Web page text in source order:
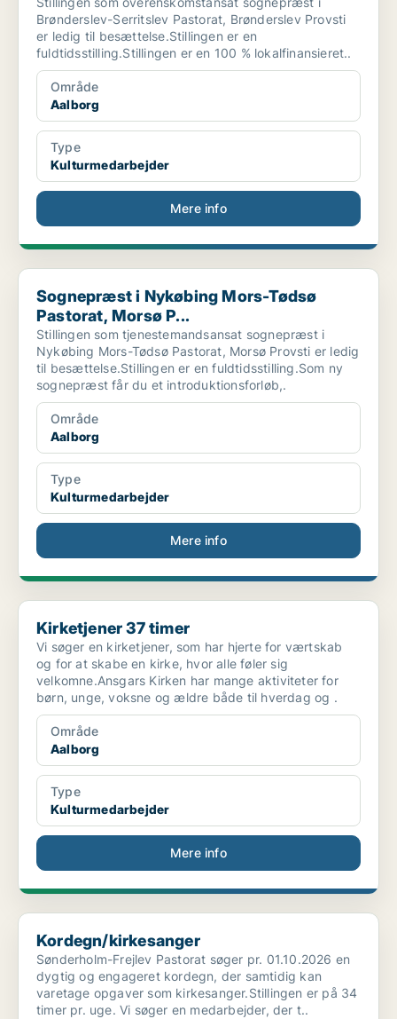
Brønderslev-Serritslev Pastorat, Brønderslev Provsti
er ledig til besættelse.Stillingen er en
fuldtidsstilling.Stillingen er en 100 % lokalfinansieret..
Område
Aalborg
Type
Kulturmedarbejder
Mere info
Sognepræst i Nykøbing Mors-Tødsø Pastorat, Morsø P...
Sognepræst i Nykøbing Mors-Tødsø
Pastorat, Morsø P...
Stillingen som tjenestemandsansat sognepræst i
Nykøbing Mors-Tødsø Pastorat, Morsø Provsti er ledig
til besættelse.Stillingen er en fuldtidsstilling.Som ny
sognepræst får du et introduktionsforløb,.
Område
Aalborg
Type
Kulturmedarbejder
Mere info
Kirketjener 37 timer
Kirketjener 37 timer
Vi søger en kirketjener, som har hjerte for værtskab
og for at skabe en kirke, hvor alle føler sig
velkomne.Ansgars Kirken har mange aktiviteter for
børn, unge, voksne og ældre både til hverdag og .
Område
Aalborg
Type
Kulturmedarbejder
Mere info
Kordegn/kirkesanger
Kordegn/kirkesanger
Sønderholm-Frejlev Pastorat søger pr. 01.10.2026 en
dygtig og engageret kordegn, der samtidig kan
varetage opgaver som kirkesanger.Stillingen er på 34
timer pr. uge. Vi søger en medarbejder, der t..